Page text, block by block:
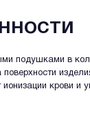
подушками в
крови